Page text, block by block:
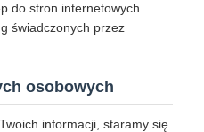
do stron internetowych
świadczonych przez
osobowych
informacji, staramy się